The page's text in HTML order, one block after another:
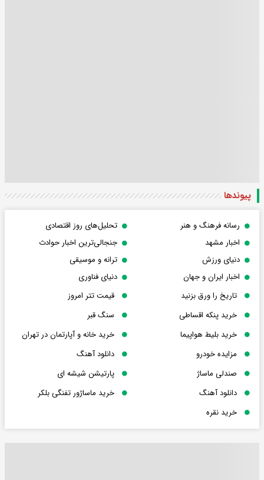
پیوندها
رسانه فرهنگ و هنر
تحلیل‌های روز اقتصادی
اخبار مشهد
جنجالی‌ترین اخبار حوادث
دنیای ورزش
ترانه و موسیقی
اخبار ایران و جهان
دنیای فناوری
تاریخ را ورق بزنید
قیمت تتر امروز
خرید پنکه اقساطی
سنگ قبر
خرید بلیط هواپیما
خرید خانه و آپارتمان در تهران
مزایده خودرو
دانلود آهنگ
صندلی ماساژ
پارتیشن شیشه ای
دانلود آهنگ
خرید ماساژور تفنگی بلکر
خرید نقره